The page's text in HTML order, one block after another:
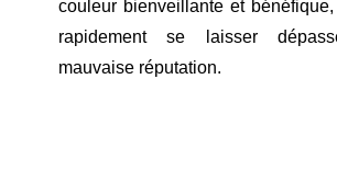
couleur bienveillante et
rapidement se laisser
mauvaise réputation.